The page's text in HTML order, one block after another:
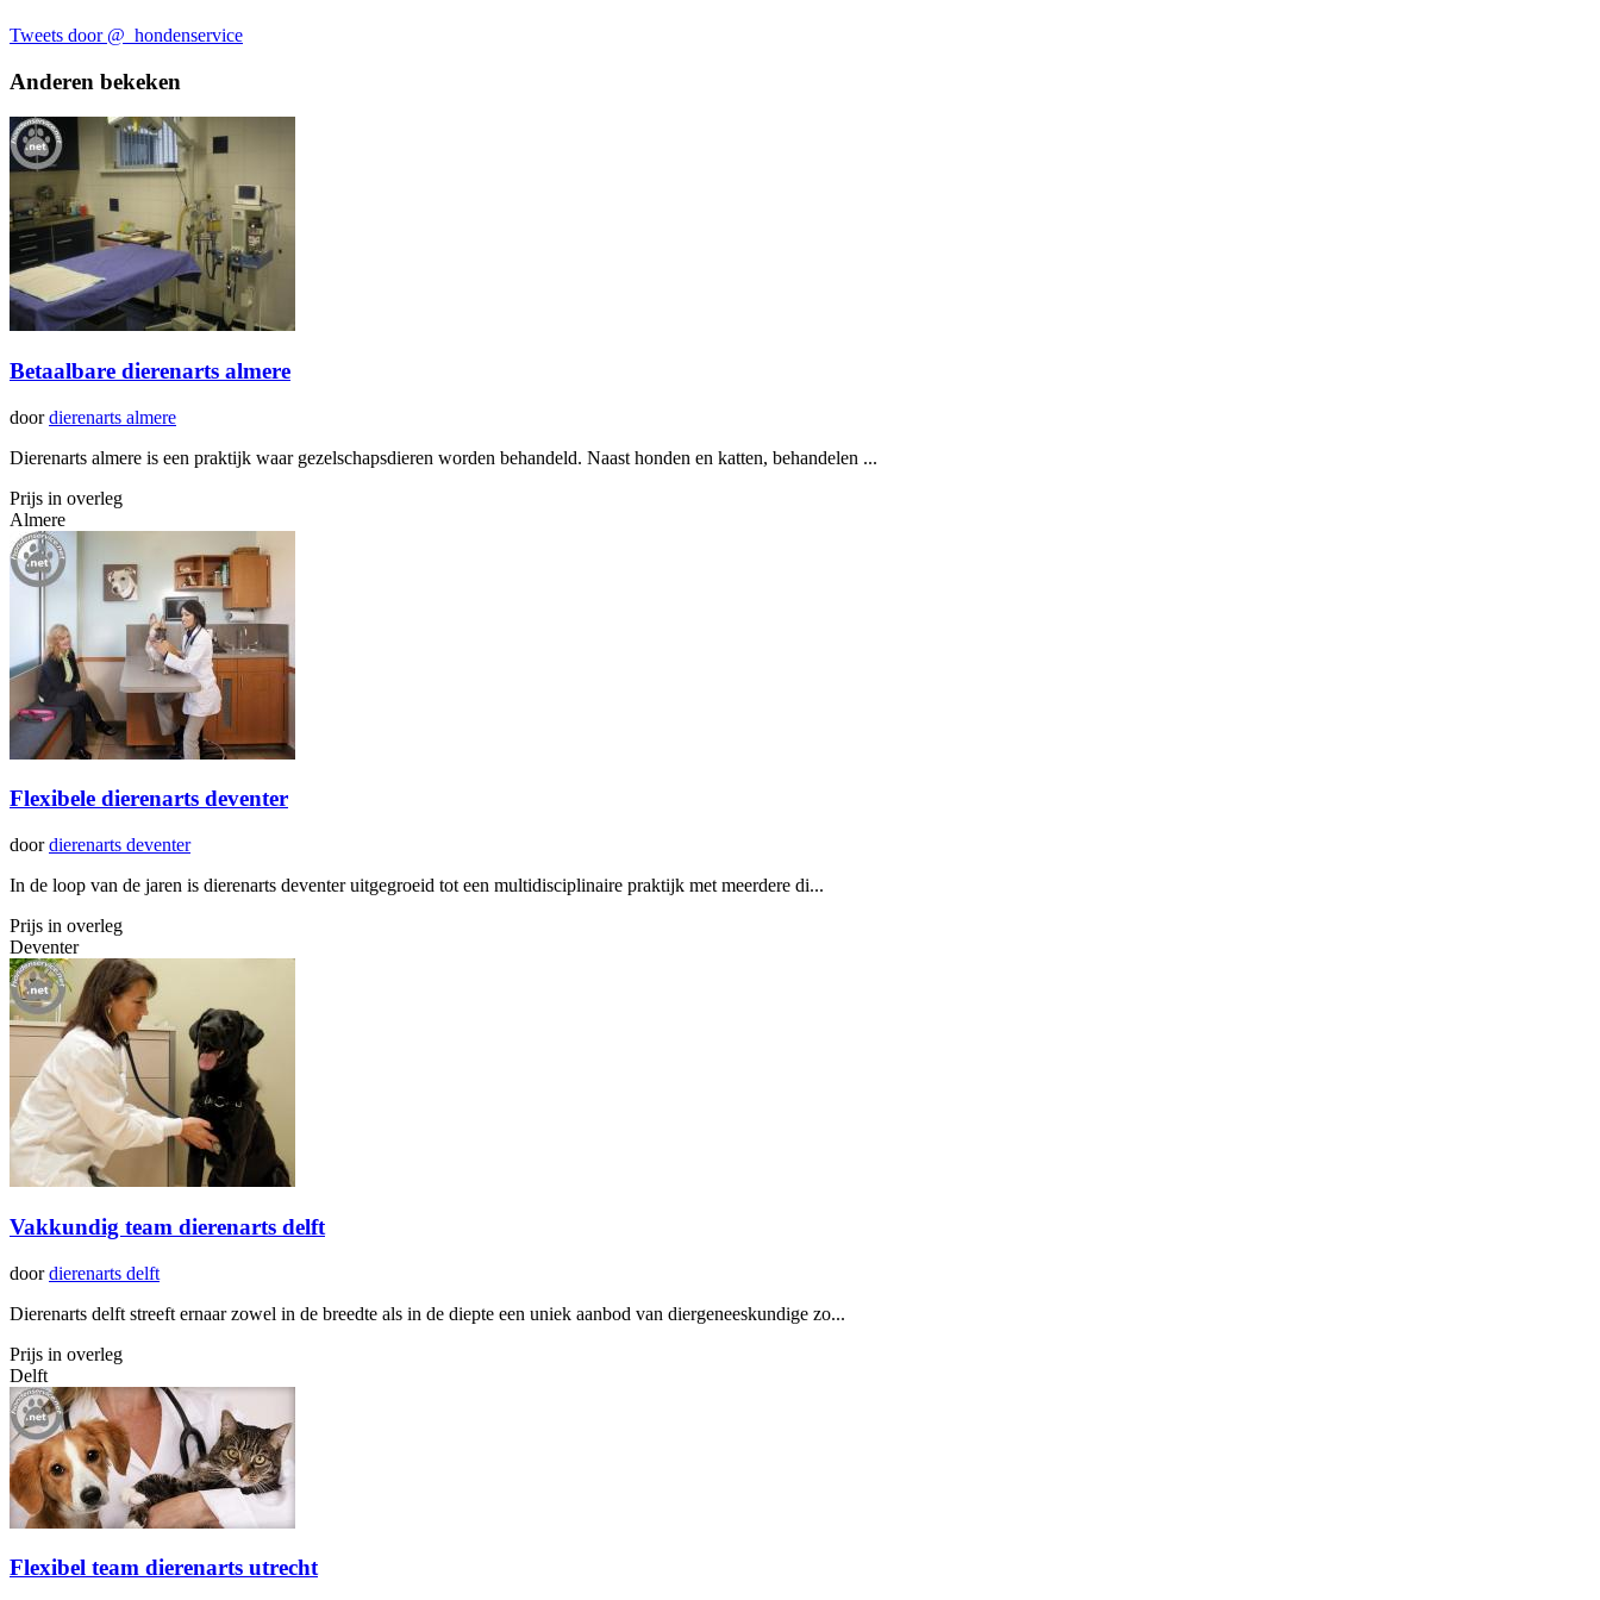
Tweets door @_hondenservice
Anderen bekeken
Betaalbare dierenarts almere
doordierenarts almere
Dierenarts almere is een praktijk waar gezelschapsdieren worden behandeld. Naast honden en katten, behandelen ...
Prijs in overleg
Almere
Flexibele dierenarts deventer
doordierenarts deventer
In de loop van de jaren is dierenarts deventer uitgegroeid tot een multidisciplinaire praktijk met meerdere di...
Prijs in overleg
Deventer
Vakkundig team dierenarts delft
doordierenarts delft
Dierenarts delft streeft ernaar zowel in de breedte als in de diepte een uniek aanbod van diergeneeskundige zo...
Prijs in overleg
Delft
Flexibel team dierenarts utrecht